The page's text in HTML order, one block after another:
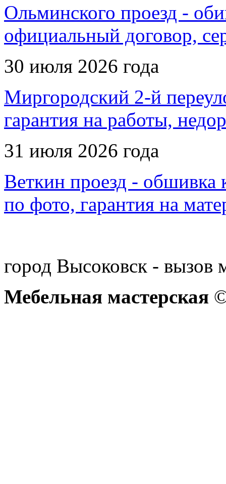
Ольминского проезд -
официальный договор,
30 июля 2026 года
Миргородский 2-й
гарантия на работы,
31 июля 2026 года
Веткин проезд - обшивка
по фото, гарантия на
город Высоковск - вызов
Мебельная мастерская